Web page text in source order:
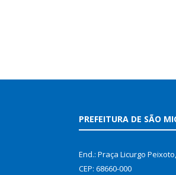
PREFEITURA DE SÃO
End.: Praça Licurgo
CEP: 68660-000